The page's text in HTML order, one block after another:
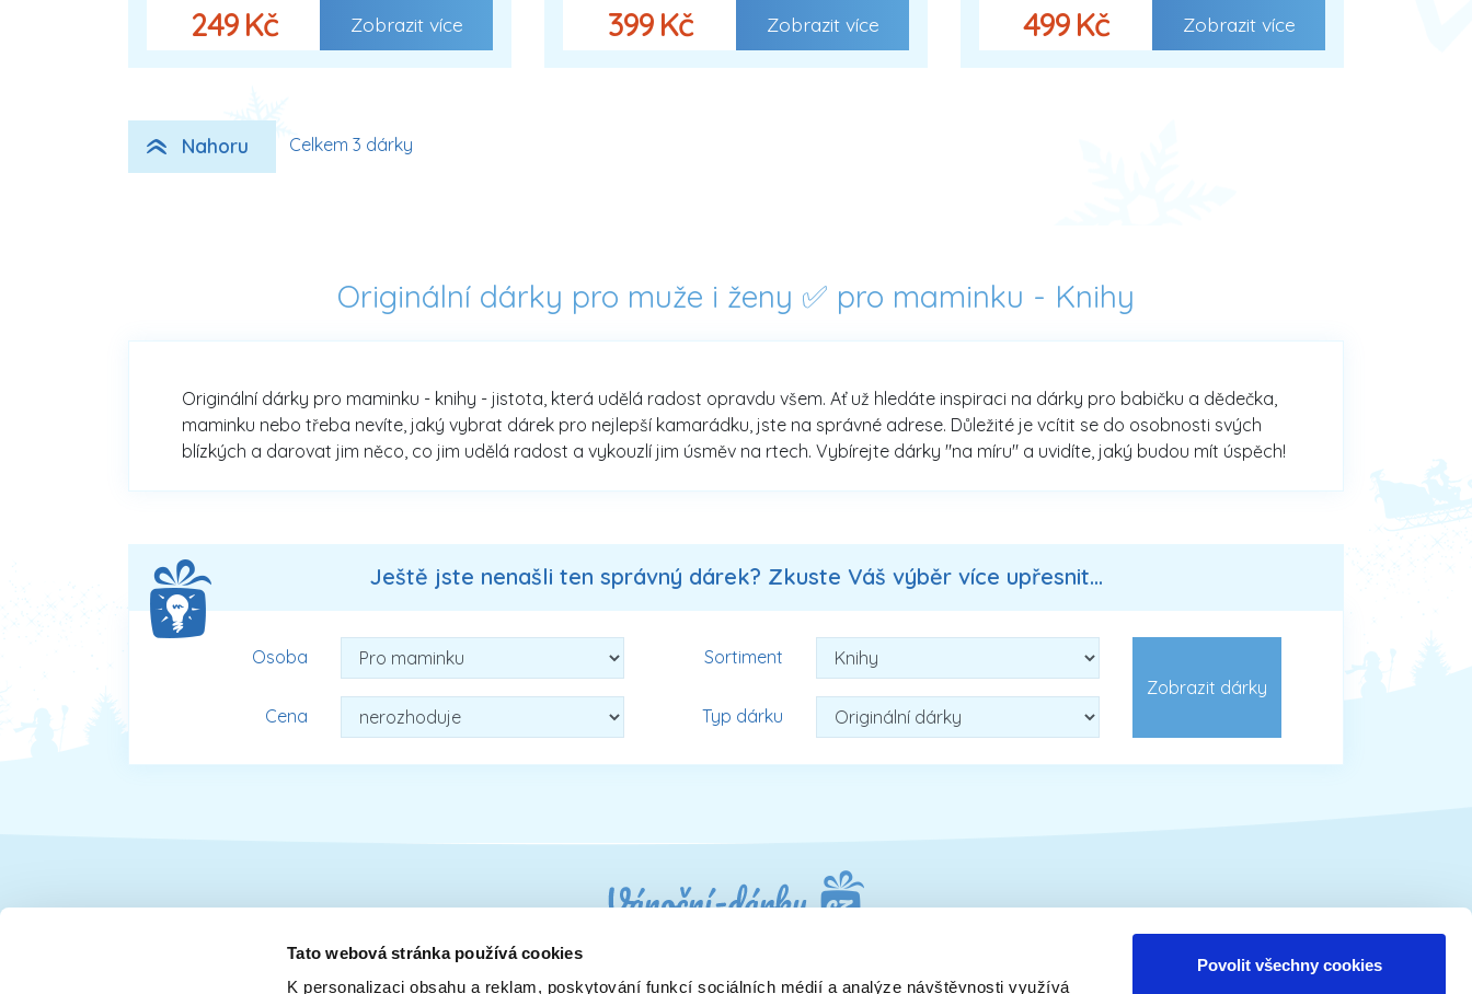
Tato webová stránka používá cookies
K personalizaci obsahu a reklam, poskytování funkcí sociálních médií a analýze návštěvnosti využívá
Povolit všechny cookies
249 Kč Zobrazit více 399 Kč Zobrazit více 499 Kč Zobrazit více
Nahoru Celkem 3 dárky
Originální dárky pro muže i ženy ✅ pro maminku - Knihy
Originální dárky pro maminku - knihy - jistota, která udělá radost opravdu všem. Ať už hledáte inspiraci na dárky pro babičku a dědečka,
maminku nebo třeba nevíte, jaký vybrat dárek pro nejlepší kamarádku, jste na správné adrese. Důležité je vcítit se do osobnosti svých
blízkých a darovat jim něco, co jim udělá radost a vykouzlí jim úsměv na rtech. Vybírejte dárky "na míru" a uvidíte, jaký budou mít úspěch!
Ještě jste nenašli ten správný dárek? Zkuste Váš výběr více upřesnit...
Osoba
Cena
Sortiment
Typ dárku
Vánoční tématika